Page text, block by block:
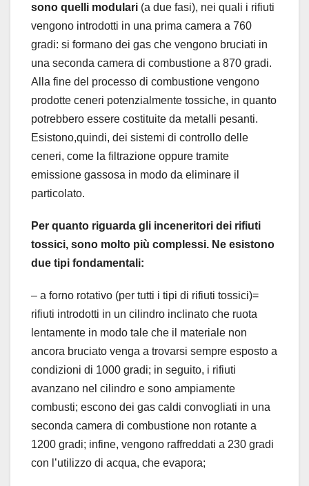
sono quelli modulari (a due fasi), nei quali i rifiuti
vengono introdotti in una prima camera a 760
gradi: si formano dei gas che vengono bruciati in
una seconda camera di combustione a 870 gradi.
Alla fine del processo di combustione vengono
prodotte ceneri potenzialmente tossiche, in quanto
potrebbero essere costituite da metalli pesanti.
Esistono,quindi, dei sistemi di controllo delle
ceneri, come la filtrazione oppure tramite
emissione gassosa in modo da eliminare il
particolato.
Per quanto riguarda gli inceneritori dei rifiuti
tossici, sono molto più complessi. Ne esistono
due tipi fondamentali:
– a forno rotativo (per tutti i tipi di rifiuti tossici)=
rifiuti introdotti in un cilindro inclinato che ruota
lentamente in modo tale che il materiale non
ancora bruciato venga a trovarsi sempre esposto a
condizioni di 1000 gradi; in seguito, i rifiuti
avanzano nel cilindro e sono ampiamente
combusti; escono dei gas caldi convogliati in una
seconda camera di combustione non rotante a
1200 gradi; infine, vengono raffreddati a 230 gradi
con l’utilizzo di acqua, che evapora;